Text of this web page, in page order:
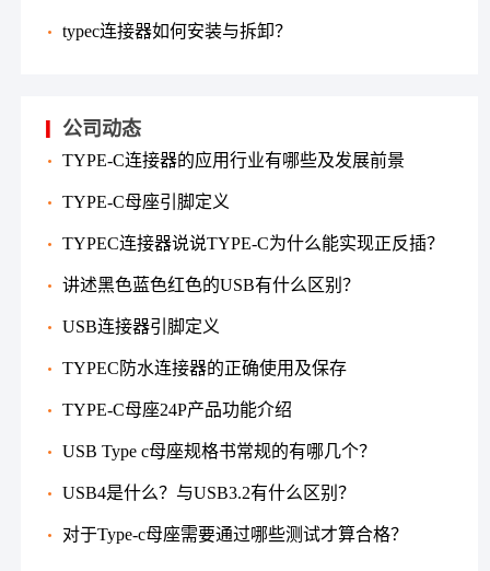
typec连接器如何安装与拆卸？
公司动态
TYPE-C连接器的应用行业有哪些及发展前景
TYPE-C母座引脚定义
TYPEC连接器说说TYPE-C为什么能实现正反插？
讲述黑色蓝色红色的USB有什么区别？
USB连接器引脚定义
TYPEC防水连接器的正确使用及保存
TYPE-C母座24P产品功能介绍
USB Type c母座规格书常规的有哪几个？
USB4是什么？与USB3.2有什么区别？
对于Type-c母座需要通过哪些测试才算合格？